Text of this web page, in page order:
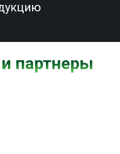
партнеры